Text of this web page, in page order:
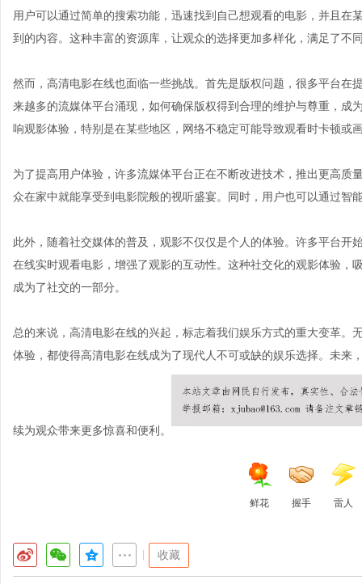
用户可以通过简单的搜索功能，迅速找到自己想观看的电影，并且
到的内容。这种丰富的资源库，让观众的选择更加多样化，满足了不
然而，高清电影在线也面临一些挑战。首先是版权问题，很多平台在
来越多的流媒体平台涌现，如何确保版权得到合理的维护与尊重，成
响观影体验，特别是在某些地区，网络不稳定可能导致观看时卡顿或
为了提高用户体验，许多流媒体平台正在不断改进技术，推出更高
众在家中就能享受到电影院般的视听盛宴。同时，用户也可以通过智
此外，随着社交媒体的普及，观影不仅仅是个人的体验。许多平台
在线实时观看电影，增强了观影的互动性。这种社交化的观影体验，
成为了社交的一部分。
总的来说，高清电影在线的兴起，标志着我们娱乐方式的重大变革
体验，都使得高清电影在线成为了现代人不可或缺的娱乐选择。未来
续为观众带来更多惊喜和便利。
鲜花 握手 雷人
收藏